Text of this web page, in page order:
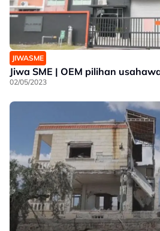
JIWASME
Jiwa SME | OEM pilihan
02/05/2023